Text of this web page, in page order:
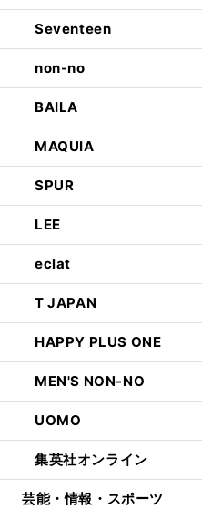
Seventeen
non-no
BAILA
MAQUIA
SPUR
LEE
eclat
T JAPAN
HAPPY PLUS ONE
MEN'S NON-NO
UOMO
集英社オンライン
芸能・情報・スポーツ